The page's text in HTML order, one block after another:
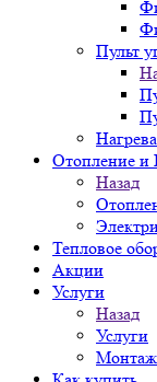
Пульт
Отопление и
Назад
Тепловое
Акции
Услуги
Назад
Услуги
Монтаж